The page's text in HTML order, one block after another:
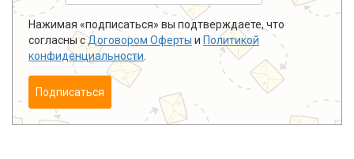
Нажимая «подписаться» вы подтверждаете, что
согласны сДоговором Оферты и Политикой
конфиденциальности
Подписаться